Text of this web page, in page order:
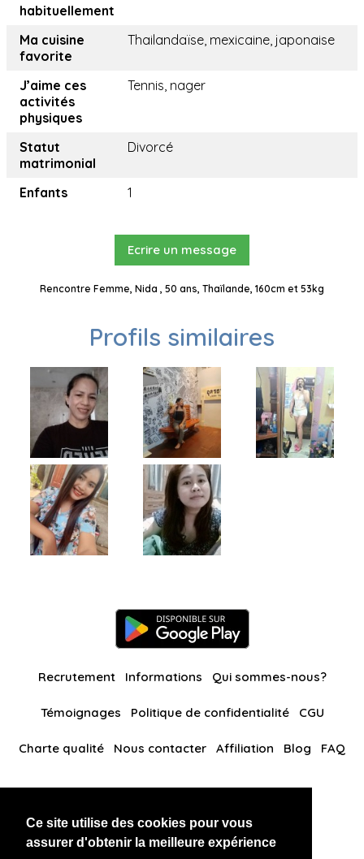
Ce site utilise des cookies pour vous
assurer d'obtenir la meilleure expérience
habituellement
Ma cuisine
favorite
Thailandaïse, mexicaine, japonaise
J’aime ces
activités
physiques
Tennis, nager
Statut
matrimonial
Divorcé
Enfants 1
Ecrire un message
Rencontre Femme, Nida , 50 ans, Thaïlande, 160cm et 53kg
Profils similaires
Recrutement Informations Qui sommes-nous?
Témoignages Politique de confidentialité CGU
Charte qualité Nous contacter Affiliation Blog FAQ
BlackAndBeauties RussianKisses